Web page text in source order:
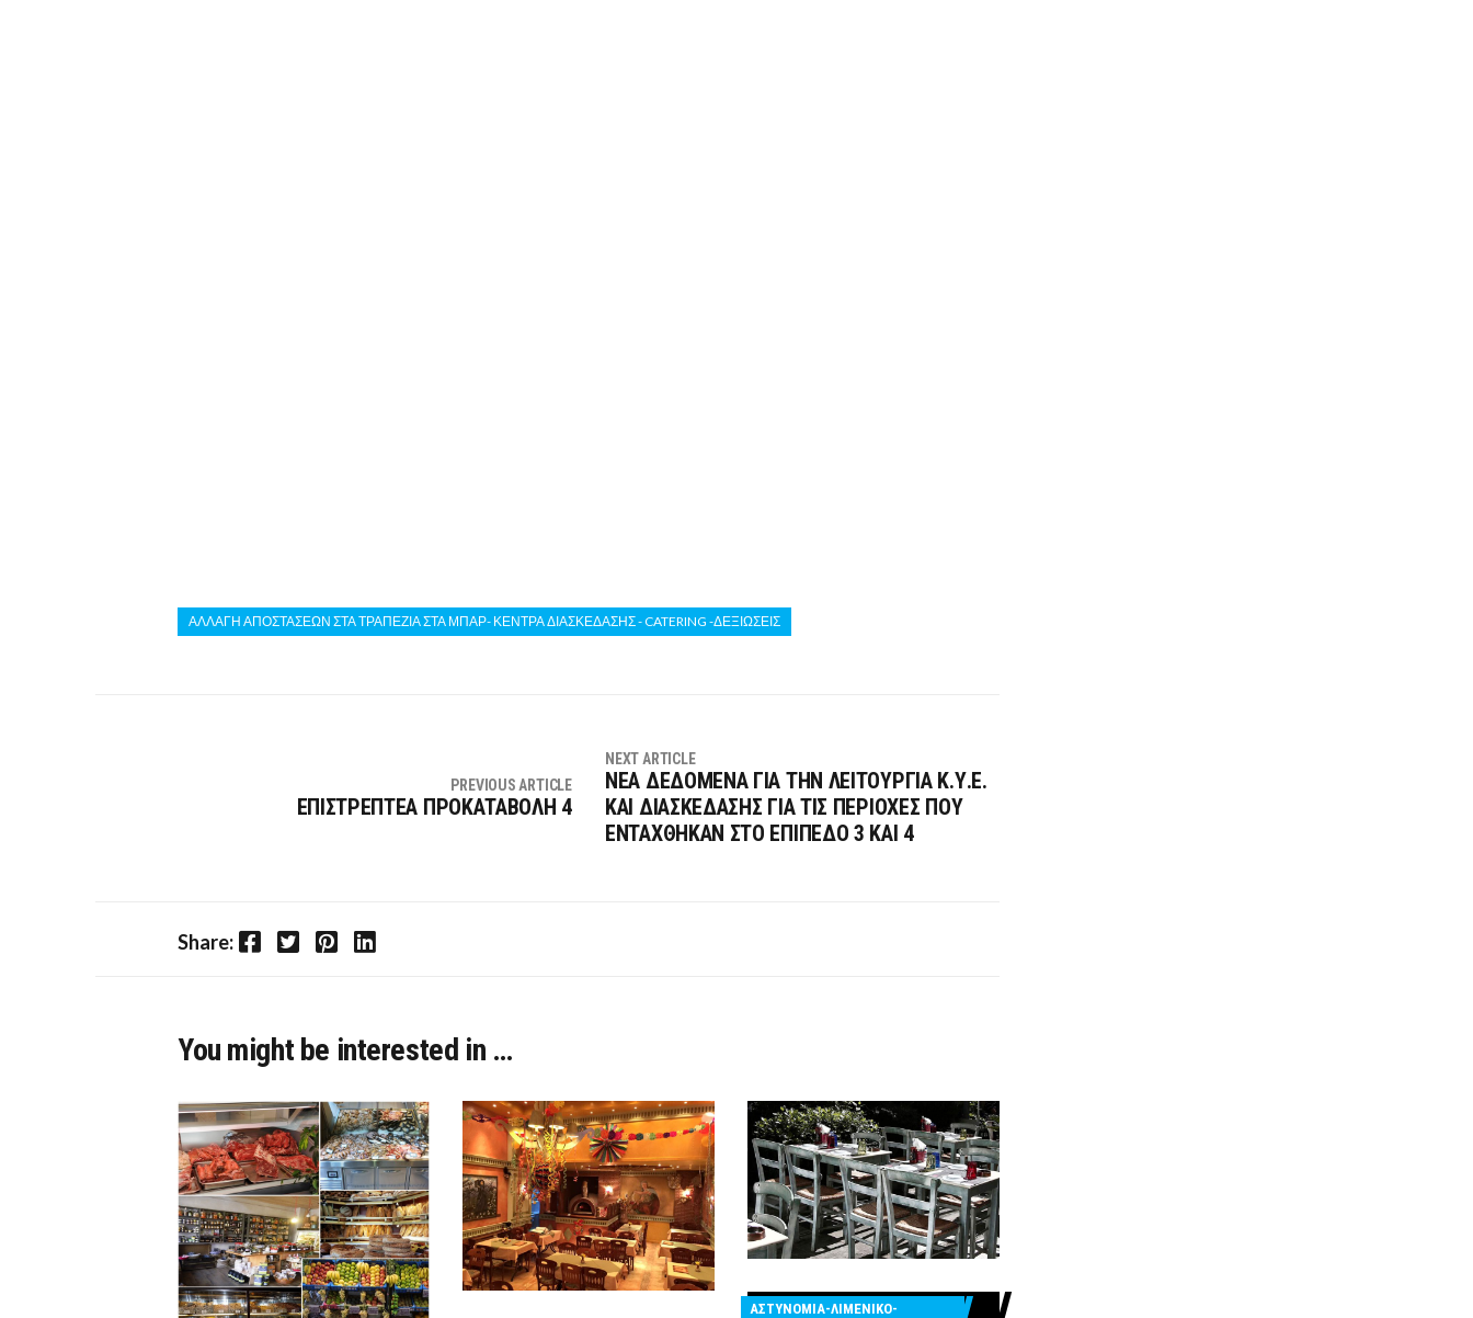
ΑΛΛΑΓΗ ΑΠΟΣΤΑΣΕΩΝ ΣΤΑ ΤΡΑΠΕΖΙΑ ΣΤΑ ΜΠΑΡ- ΚΕΝΤΡΑ ΔΙΑΣΚΕΔΑΣΗΣ - CATERING -ΔΕΞΙΩΣΕΙΣ
PREVIOUS ARTICLE
ΕΠΙΣΤΡΕΠΤΕΑ ΠΡΟΚΑΤΑΒΟΛΗ 4
NEXT ARTICLE
ΝΕΑ ΔΕΔΟΜΕΝΑ ΓΙΑ ΤΗΝ ΛΕΙΤΟΥΡΓΙΑ Κ.Υ.Ε.
ΚΑΙ ΔΙΑΣΚΕΔΑΣΗΣ ΓΙΑ ΤΙΣ ΠΕΡΙΟΧΕΣ ΠΟΥ
ΕΝΤΑΧΘΗΚΑΝ ΣΤΟ ΕΠΙΠΕΔΟ 3 ΚΑΙ 4
Share: Facebook Twitter Pinterest LinkedIn
You might be interested in …
ΑΣΤΥΝΟΜΙΑ-ΛΙΜΕΝΙΚΟ-